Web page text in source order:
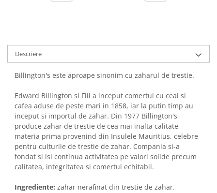
Descriere
Billington's este aproape sinonim cu zaharul de trestie.
Edward Billington si Fiii a inceput comertul cu ceai si
cafea aduse de peste mari in 1858, iar la putin timp au
inceput si importul de zahar. Din 1977 Billington's
produce zahar de trestie de cea mai inalta calitate,
materia prima provenind din Insulele Mauritius, celebre
pentru culturile de trestie de zahar. Compania si-a
fondat si isi continua activitatea pe valori solide precum
calitatea, integritatea si comertul echitabil.
Ingrediente: zahar nerafinat din trestie de zahar.